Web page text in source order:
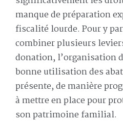
manque de préparation
fiscalité lourde. Pour y
combiner plusieurs
donation, l’organisation
bonne utilisation des
présente, de manière
à mettre en place pour
son patrimoine familial.